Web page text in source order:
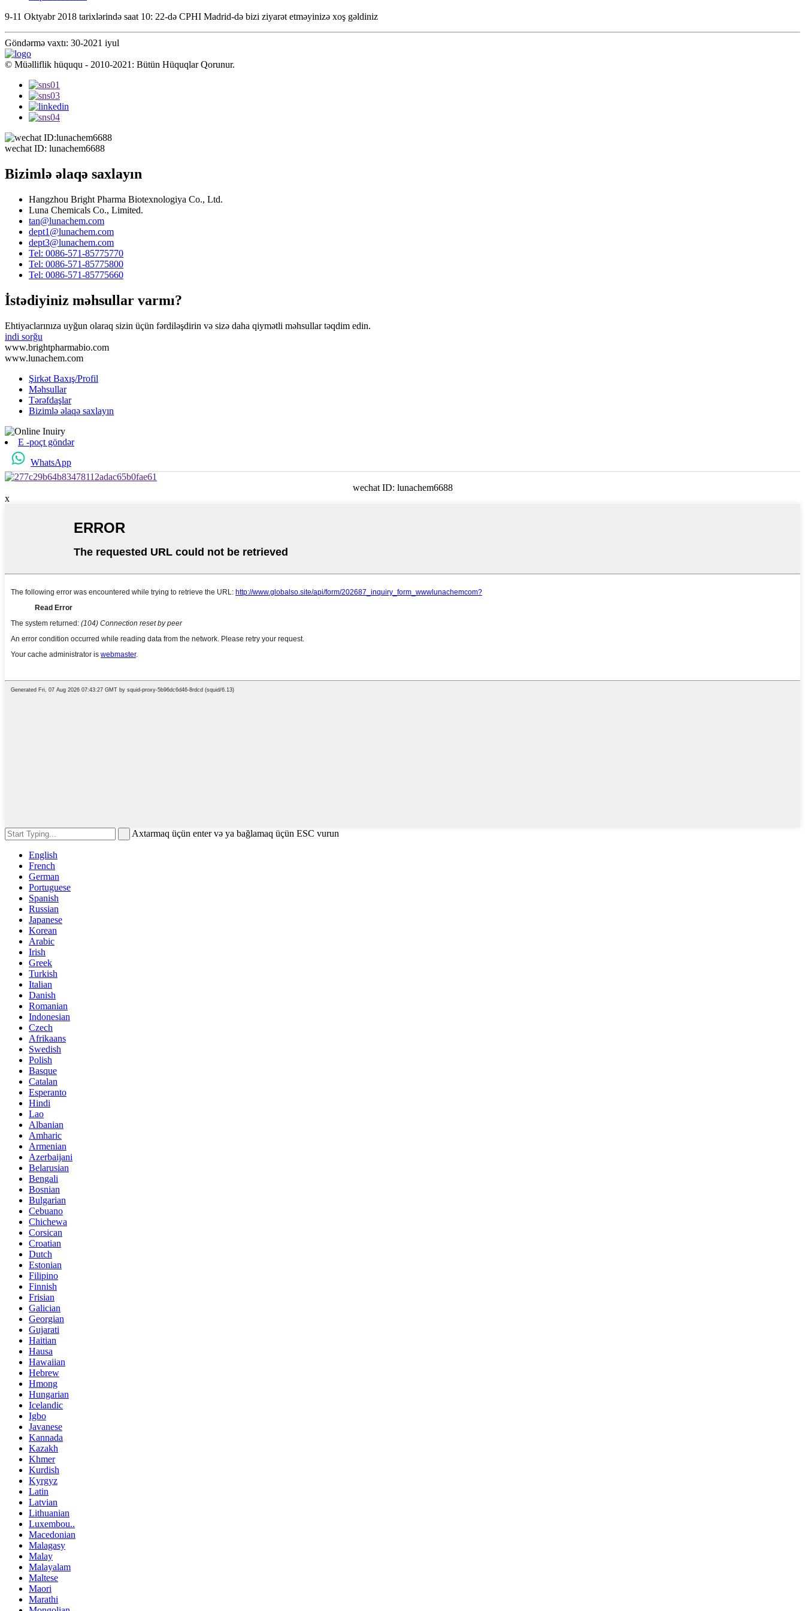
9-11 Oktyabr 2018 tarixlərində saat 10: 22-də CPHI Madrid-də bizi ziyarət etməyinizə xoş gəldiniz
Göndərmə vaxtı: 30-2021 iyul
© Müəlliflik hüququ - 2010-2021: Bütün Hüquqlar Qorunur.
wechat ID: lunachem6688
Bizimlə əlaqə saxlayın
Hangzhou Bright Pharma Biotexnologiya Co., Ltd.
Luna Chemicals Co., Limited.
tan@lunachem.com
dept1@lunachem.com
dept3@lunachem.com
Tel: 0086-571-85775770
Tel: 0086-571-85775800
Tel: 0086-571-85775660
İstədiyiniz məhsullar varmı?
Ehtiyaclarınıza uyğun olaraq sizin üçün fərdiləşdirin və sizə daha qiymətli məhsullar təqdim edin.
indi sorğu
www.brightpharmabio.com
www.lunachem.com
Şirkət Baxış/Profil
Məhsullar
Tərəfdaşlar
Bizimlə əlaqə saxlayın
E -poçt göndər
WhatsApp
wechat ID: lunachem6688
x
Axtarmaq üçün enter və ya bağlamaq üçün ESC vurun
English
French
German
Portuguese
Spanish
Russian
Japanese
Korean
Arabic
Irish
Greek
Turkish
Italian
Danish
Romanian
Indonesian
Czech
Afrikaans
Swedish
Polish
Basque
Catalan
Esperanto
Hindi
Lao
Albanian
Amharic
Armenian
Azerbaijani
Belarusian
Bengali
Bosnian
Bulgarian
Cebuano
Chichewa
Corsican
Croatian
Dutch
Estonian
Filipino
Finnish
Frisian
Galician
Georgian
Gujarati
Haitian
Hausa
Hawaiian
Hebrew
Hmong
Hungarian
Icelandic
Igbo
Javanese
Kannada
Kazakh
Khmer
Kurdish
Kyrgyz
Latin
Latvian
Lithuanian
Luxembou..
Macedonian
Malagasy
Malay
Malayalam
Maltese
Maori
Marathi